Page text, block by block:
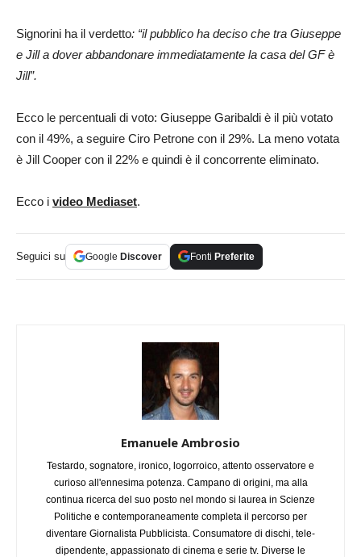
Signorini ha il verdetto: “il pubblico ha deciso che tra Giuseppe
e Jill a dover abbandonare immediatamente la casa del GF è
Jill”.
Ecco le percentuali di voto: Giuseppe Garibaldi è il più votato
con il 49%, a seguire Ciro Petrone con il 29%. La meno votata
è Jill Cooper con il 22% e quindi è il concorrente eliminato.
Ecco i video Mediaset.
Seguici su Google Discover Fonti Preferite
Emanuele Ambrosio
Testardo, sognatore, ironico, logorroico, attento osservatore e
curioso all'ennesima potenza. Campano di origini, ma alla
continua ricerca del suo posto nel mondo si laurea in Scienze
Politiche e contemporaneamente completa il percorso per
diventare Giornalista Pubblicista. Consumatore di dischi, tele-
dipendente, appassionato di cinema e serie tv. Diverse le